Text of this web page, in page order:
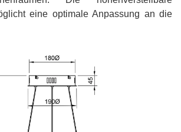
eine optimale Anpassung an die